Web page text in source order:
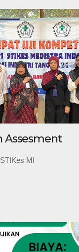
Assesment
MI